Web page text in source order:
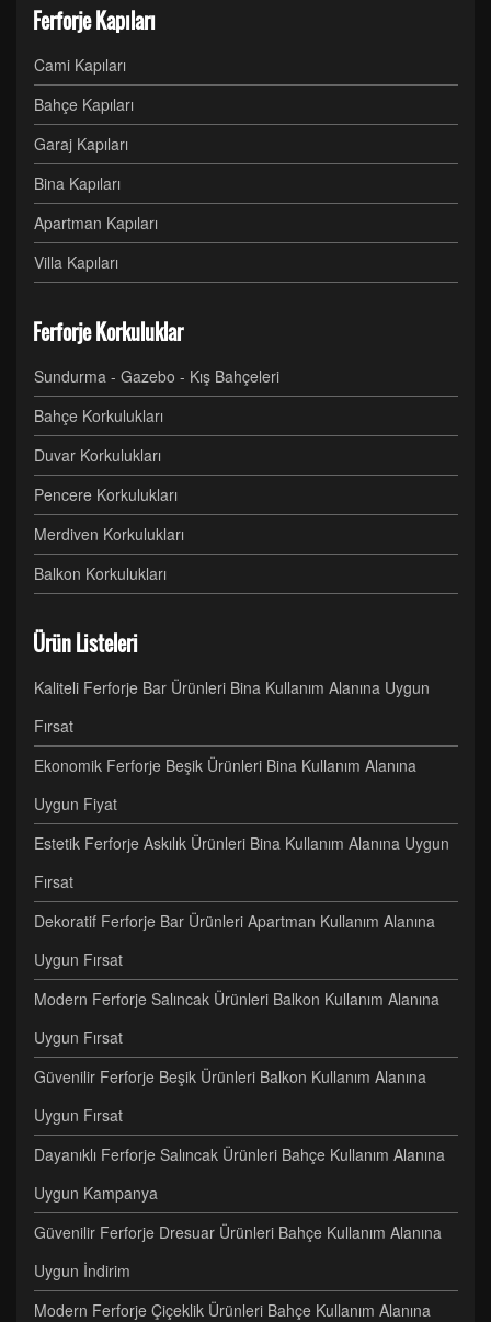
Ferforje Kapıları
Cami Kapıları
Bahçe Kapıları
Garaj Kapıları
Bina Kapıları
Apartman Kapıları
Villa Kapıları
Ferforje Korkuluklar
Sundurma - Gazebo - Kış Bahçeleri
Bahçe Korkulukları
Duvar Korkulukları
Pencere Korkulukları
Merdiven Korkulukları
Balkon Korkulukları
Ürün Listeleri
Kaliteli Ferforje Bar Ürünleri Bina Kullanım Alanına Uygun
Fırsat
Ekonomik Ferforje Beşik Ürünleri Bina Kullanım Alanına
Uygun Fiyat
Estetik Ferforje Askılık Ürünleri Bina Kullanım Alanına Uygun
Fırsat
Dekoratif Ferforje Bar Ürünleri Apartman Kullanım Alanına
Uygun Fırsat
Modern Ferforje Salıncak Ürünleri Balkon Kullanım Alanına
Uygun Fırsat
Güvenilir Ferforje Beşik Ürünleri Balkon Kullanım Alanına
Uygun Fırsat
Dayanıklı Ferforje Salıncak Ürünleri Bahçe Kullanım Alanına
Uygun Kampanya
Güvenilir Ferforje Dresuar Ürünleri Bahçe Kullanım Alanına
Uygun İndirim
Modern Ferforje Çiçeklik Ürünleri Bahçe Kullanım Alanına